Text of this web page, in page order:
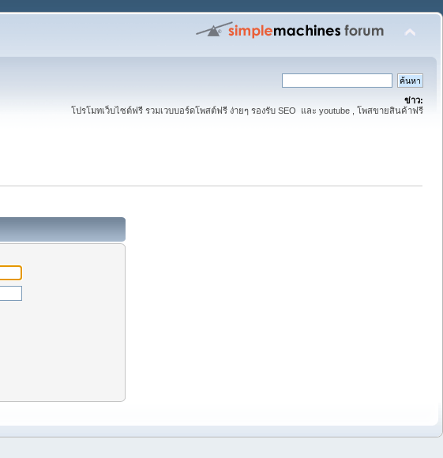
ข่าว:
โปรโมทเว็บไซต์ฟรี รวมเวบบอร์ดโพสต์ฟรี ง่ายๆ รองรับ SEO และ youtube , โพสขายสินค้าฟรี